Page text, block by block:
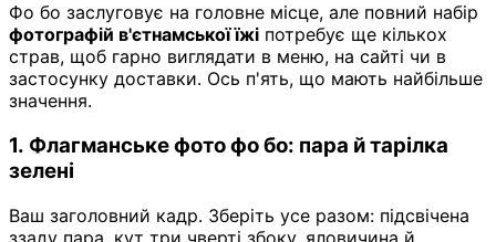
Фо бо заслуговує на головне місце, але повний набір
фотографій в'єтнамської їжі потребує ще кількох
страв, щоб гарно виглядати в меню, на сайті чи в
застосунку доставки. Ось п'ять, що мають найбільше
значення.
1. Флагманське фото фо бо: пара й тарілка
зелені
Ваш заголовний кадр. Зберіть усе разом: підсвічена
ззаду пара, кут три чверті збоку, яловичина й